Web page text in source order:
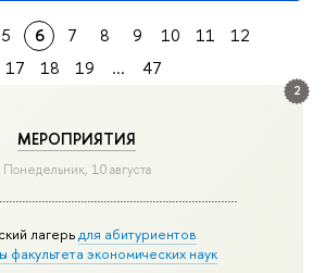
2
МЕРОПРИЯТИЯ
Понедельник, 10 августа
лагерьдля абитуриентов
факультета экономических наук
5 6 7 8 9 10 11
12
17 18 19 ... 47